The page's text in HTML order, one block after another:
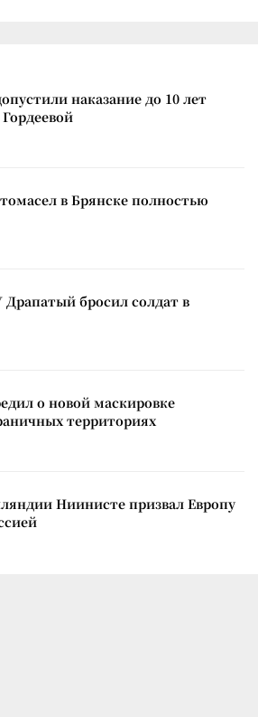
наказание до 10 лет
в Брянске полностью
бросил солдат в
о новой маскировке
территориях
Ниинисте призвал Европу